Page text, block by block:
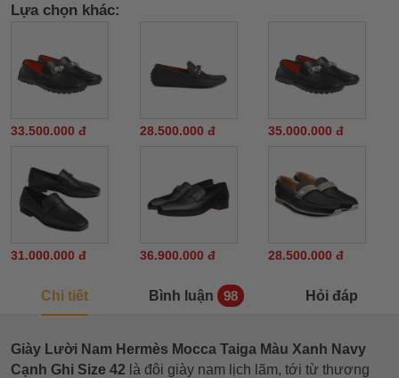
Lựa chọn khác:
33.500.000 đ 28.500.000 đ 35.000.000 đ
31.000.000 đ 36.900.000 đ 28.500.000 đ
Chi tiết Bình luận 98 Hỏi đáp
Giày Lười Nam Hermès Mocca Taiga Màu Xanh Navy
Cạnh Ghi Size 42 là đôi giày nam lịch lãm, tới từ thương